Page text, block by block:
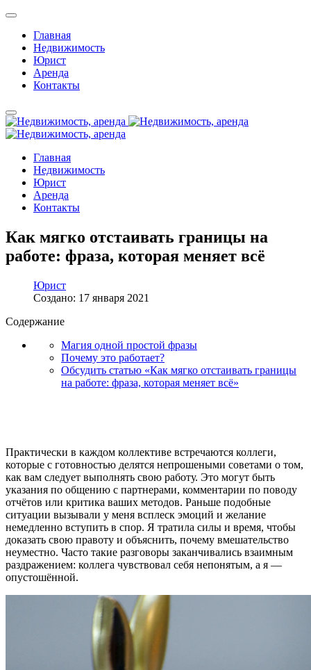
Главная
Недвижимость
Юрист
Аренда
Контакты
Главная
Недвижимость
Юрист
Аренда
Контакты
Как мягко отстаивать границы на
работе: фраза, которая меняет всё
Юрист
Создано: 17 января 2021
Содержание
Магия одной простой фразы
Почему это работает?
Обсудить статью «Как мягко отстаивать границы
на работе: фраза, которая меняет всё»
Практически в каждом коллективе встречаются коллеги,
которые с готовностью делятся непрошеными советами о том,
как вам следует выполнять свою работу. Это могут быть
указания по общению с партнерами, комментарии по поводу
отчётов или критика ваших методов. Раньше подобные
ситуации вызывали у меня всплеск эмоций и желание
немедленно вступить в спор. Я тратила силы и время, чтобы
доказать свою правоту и объяснить, почему вмешательство
неуместно. Часто такие разговоры заканчивались взаимным
раздражением: коллега чувствовал себя непонятым, а я —
опустошённой.